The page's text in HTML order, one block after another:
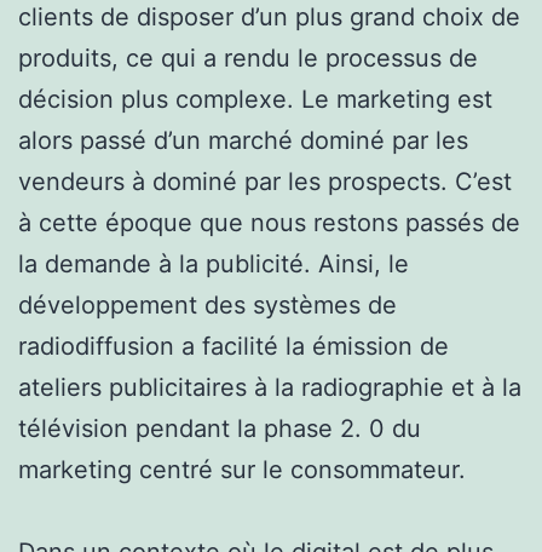
clients de disposer d’un plus grand choix de
produits, ce qui a rendu le processus de
décision plus complexe. Le marketing est
alors passé d’un marché dominé par les
vendeurs à dominé par les prospects. C’est
à cette époque que nous restons passés de
la demande à la publicité. Ainsi, le
développement des systèmes de
radiodiffusion a facilité la émission de
ateliers publicitaires à la radiographie et à la
télévision pendant la phase 2. 0 du
marketing centré sur le consommateur.